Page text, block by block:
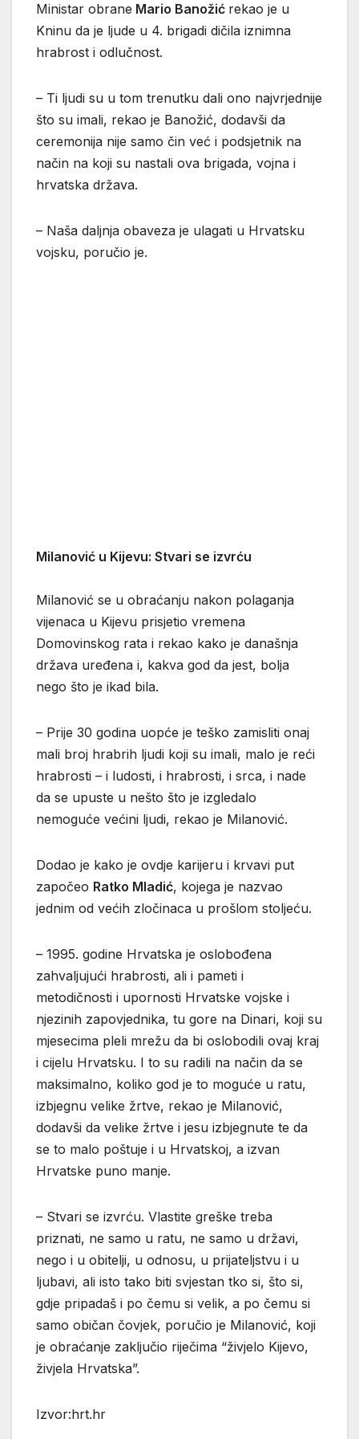
Ministar obrane Mario Banožić rekao je u
Kninu da je ljude u 4. brigadi dičila iznimna
hrabrost i odlučnost.
– Ti ljudi su u tom trenutku dali ono najvrjednije
što su imali, rekao je Banožić, dodavši da
ceremonija nije samo čin već i podsjetnik na
način na koji su nastali ova brigada, vojna i
hrvatska država.
– Naša daljnja obaveza je ulagati u Hrvatsku
vojsku, poručio je.
Milanović u Kijevu: Stvari se izvrću
Milanović se u obraćanju nakon polaganja
vijenaca u Kijevu prisjetio vremena
Domovinskog rata i rekao kako je današnja
država uređena i, kakva god da jest, bolja
nego što je ikad bila.
– Prije 30 godina uopće je teško zamisliti onaj
mali broj hrabrih ljudi koji su imali, malo je reći
hrabrosti – i ludosti, i hrabrosti, i srca, i nade
da se upuste u nešto što je izgledalo
nemoguće većini ljudi, rekao je Milanović.
Dodao je kako je ovdje karijeru i krvavi put
započeo Ratko Mladić, kojega je nazvao
jednim od većih zločinaca u prošlom stoljeću.
– 1995. godine Hrvatska je oslobođena
zahvaljujući hrabrosti, ali i pameti i
metodičnosti i upornosti Hrvatske vojske i
njezinih zapovjednika, tu gore na Dinari, koji su
mjesecima pleli mrežu da bi oslobodili ovaj kraj
i cijelu Hrvatsku. I to su radili na način da se
maksimalno, koliko god je to moguće u ratu,
izbjegnu velike žrtve, rekao je Milanović,
dodavši da velike žrtve i jesu izbjegnute te da
se to malo poštuje i u Hrvatskoj, a izvan
Hrvatske puno manje.
– Stvari se izvrću. Vlastite greške treba
priznati, ne samo u ratu, ne samo u državi,
nego i u obitelji, u odnosu, u prijateljstvu i u
ljubavi, ali isto tako biti svjestan tko si, što si,
gdje pripadaš i po čemu si velik, a po čemu si
samo običan čovjek, poručio je Milanović, koji
je obraćanje zaključio riječima “živjelo Kijevo,
živjela Hrvatska”.
Izvor:hrt.hr